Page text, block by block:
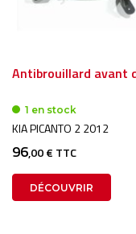
Antibrouillard avant
1 en stock
KIA PICANTO 2 2012
96,00 € TTC
DÉCOUVRIR